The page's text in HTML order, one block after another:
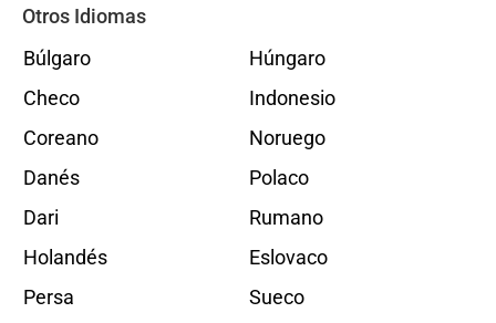
Otros Idiomas
Búlgaro
Checo
Coreano
Danés
Dari
Holandés
Persa
Húngaro
Indonesio
Noruego
Polaco
Rumano
Eslovaco
Sueco